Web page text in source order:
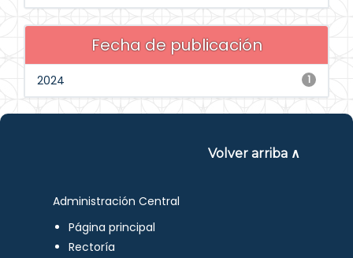
Fecha de publicación
1
2024
Volver arriba ∧
Administración Central
Página principal
Rectoría